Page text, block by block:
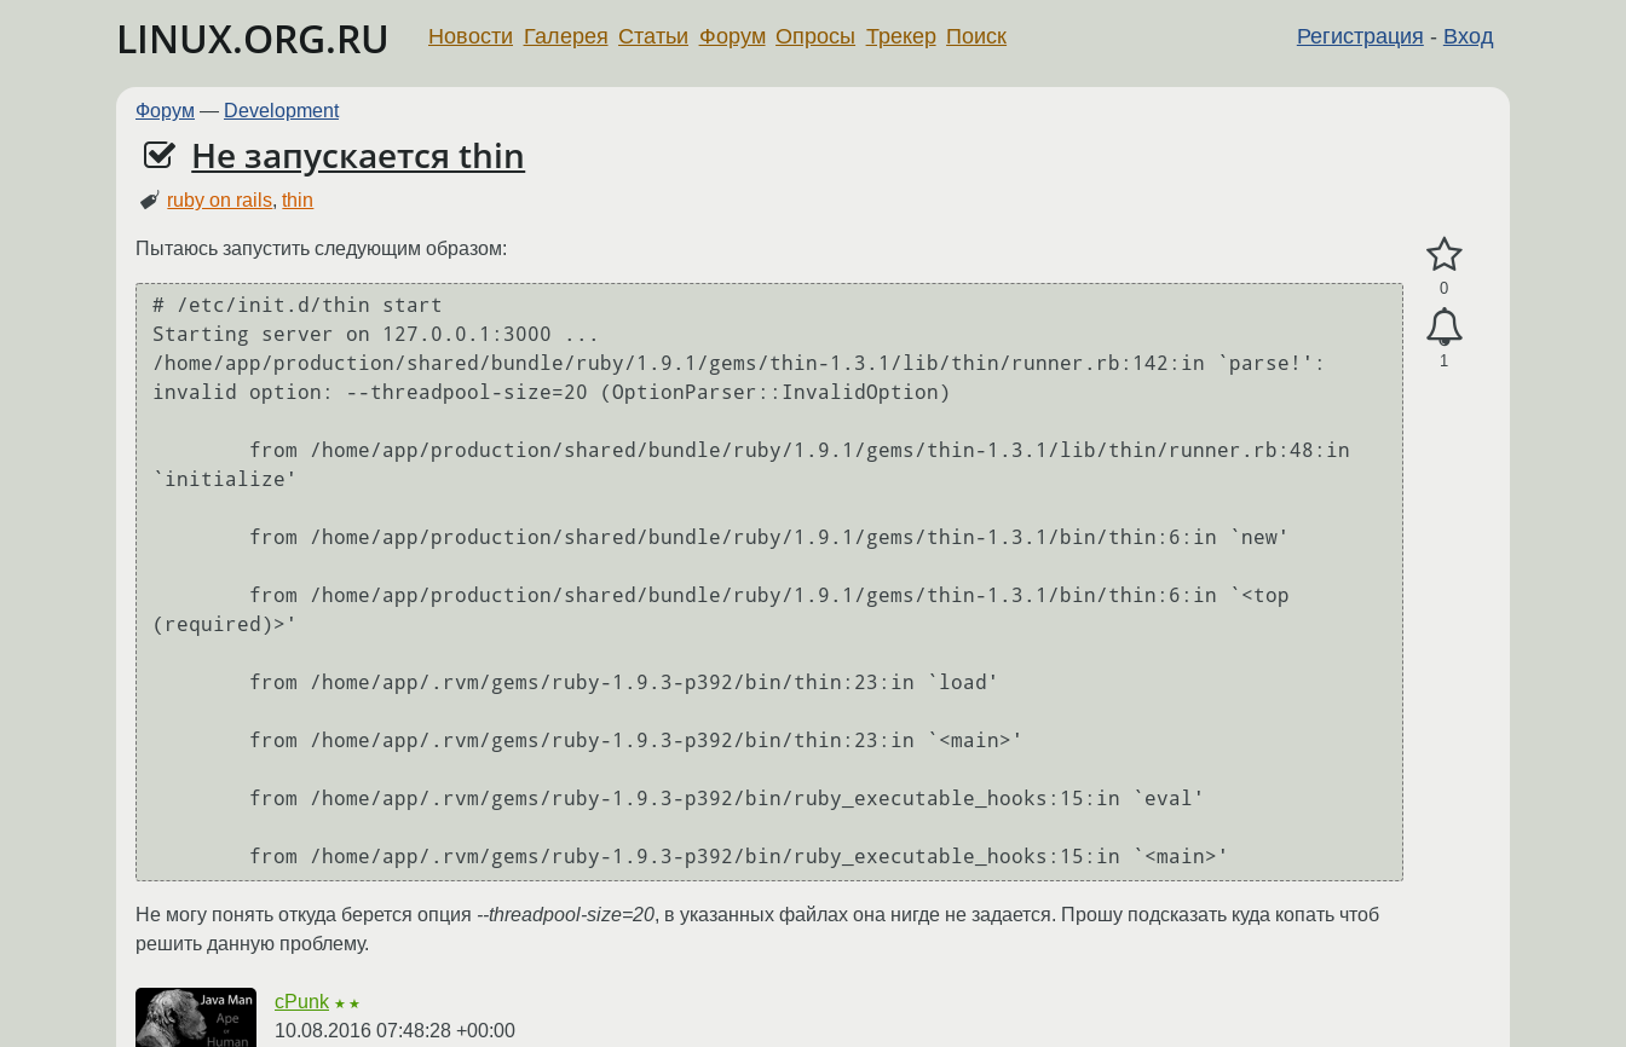
LINUX.ORG.RU Регистрация - Вход
Новости Галерея Статьи Форум Опросы Трекер Поиск
Форум — Development
Не запускается thin
ruby on rails,thin
0
1
Пытаюсь запустить следующим образом:
# /etc/init.d/thin start
Starting server on 127.0.0.1:3000 ...
/home/app/production/shared/bundle/ruby/1.9.1/gems/thin-1.3.1/lib/thin/runner.rb:142:in `parse!':
invalid option: --threadpool-size=20 (OptionParser::InvalidOption)
`initialize'
(required)>'
Не могу понять откуда берется опция --threadpool-size=20, в указанных файлах она нигде не задается. Прошу подсказать куда копать чтоб
решить данную проблему.
cPunk ★★
10.08.2016 07:48:28 +00:00